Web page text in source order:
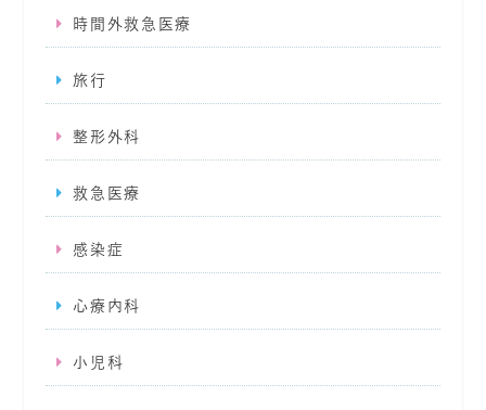
時間外救急医療
旅行
整形外科
救急医療
感染症
心療内科
小児科